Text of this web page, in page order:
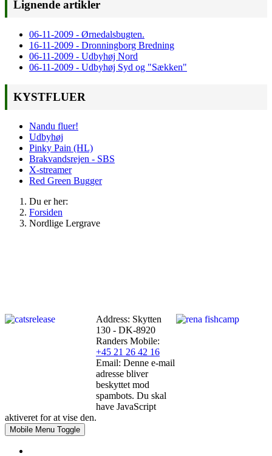
Lignende artikler
06-11-2009 - Ørnedalsbugten.
16-11-2009 - Dronningborg Bredning
06-11-2009 - Udbyhøj Nord
06-11-2009 - Udbyhøj Syd og "Sækken"
KYSTFLUER
Nandu fluer!
Udbyhøj
Pinky Pain (HL)
Brakvandsrejen - SBS
X-streamer
Red Green Bugger
Du er her:
Forsiden
Nordlige Lergrave
Address: Skytten
130 - DK-8920
Randers Mobile:
+45 21 26 42 16
Email: Denne e-mail
adresse bliver
beskyttet mod
spambots. Du skal
have JavaScript
aktiveret for at vise den.
Mobile Menu Toggle